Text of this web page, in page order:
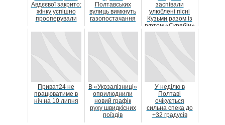
Авдєєвої закрито:
жінку успішно
прооперували
Полтавських
вулиць вимкнуть
газопостачання
заспівали
улюблені пісні
Кузьми разом із
гуртом «Скрябін»
Приват24 не
працюватиме в
ніч на 10 липня
В «Укрзалізниці»
оприлюднили
новий графік
руху швидкісних
поїздів
У неділю в
Полтаві
очікується
сильна спека до
+32 градусів